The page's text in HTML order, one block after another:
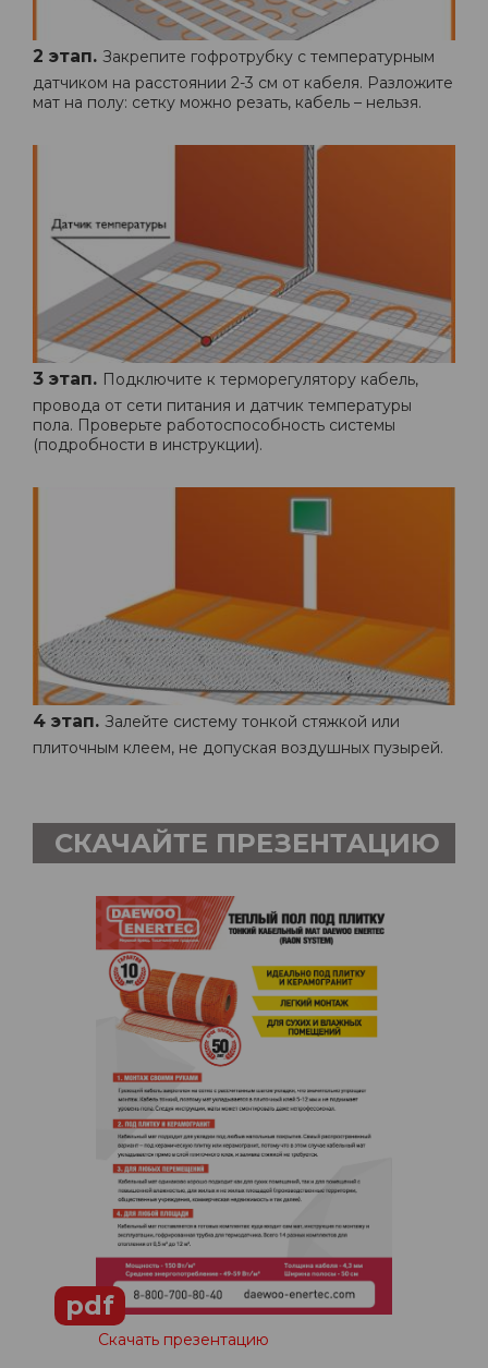
2 этап. Закрепите гофротрубку с температурным
датчиком на расстоянии 2-3 см от кабеля. Разложите
мат на полу: сетку можно резать, кабель – нельзя.
3 этап. Подключите к терморегулятору кабель,
провода от сети питания и датчик температуры
пола. Проверьте работоспособность системы
(подробности в инструкции).
4 этап. Залейте систему тонкой стяжкой или
плиточным клеем, не допуская воздушных пузырей.
СКАЧАЙТЕ ПРЕЗЕНТАЦИЮ
pdf
Скачать презентацию